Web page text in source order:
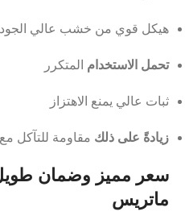
هيكل قوي من خشب عالي
تحمل الاستخدام المتكرر
ثبات عالي يمنع الاهتزاز
زيادةً على ذلك مقاومة للتآكل
سعر مميز وضمان طويل
ماتريس